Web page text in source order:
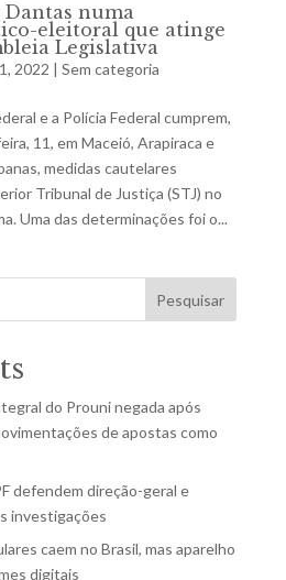
Dantas numa
eleitoral que atinge
Legislativa
2022 | Sem categoria
e a Polícia Federal cumprem,
11, em Maceió, Arapiraca e
medidas cautelares
Tribunal de Justiça (STJ) no
Uma das determinações foi o...
Pesquisar
do Prouni negada após
de apostas como
defendem direção-geral e
investigações
caem no Brasil, mas aparelho
digitais